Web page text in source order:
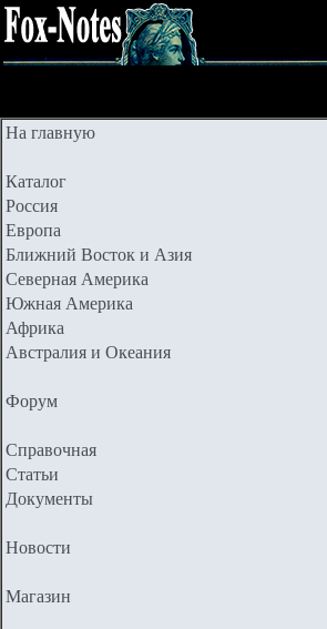
На главную
Каталог
Россия
Европа
Ближний Восток и Азия
Северная Америка
Южная Америка
Африка
Австралия и Океания
Форум
Справочная
Статьи
Документы
Новости
Магазин